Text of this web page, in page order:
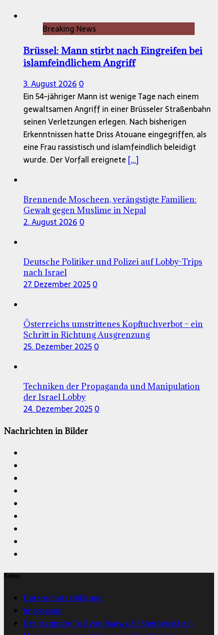
Breaking News
Brüssel: Mann stirbt nach Eingreifen bei
islamfeindlichem Angriff
3. August 20260
Ein 54-jähriger Mann ist wenige Tage nach einem
gewaltsamen Angriff in einer Brüsseler Straßenbahn
seinen Verletzungen erlegen. Nach bisherigen
Erkenntnissen hatte Driss Atouane eingegriffen, als
eine Frau rassistisch und islamfeindlich beleidigt
wurde. Der Vorfall ereignete [...]
Brennende Moscheen, verängstigte Familien:
Gewalt gegen Muslime in Nepal
2. August 20260
Deutsche Politiker und Polizei auf Lobby-Trips
nach Israel
27. Dezember 20250
Österreichs umstrittenes Kopftuchverbot – ein
Schritt in Richtung Ausgrenzung
25. Dezember 20250
Techniken der Propaganda und Manipulation
der Israel Lobby
24. Dezember 20250
Nachrichten in Bilder
Seiten
Datenschutzerklärung
Impressum
Der tragische Tod von Marwa El-Sherbini ist ein